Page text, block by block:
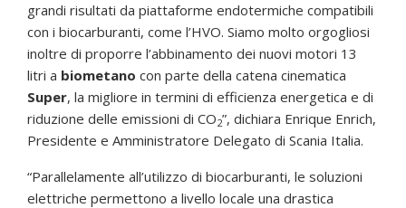
grandi risultati da piattaforme endotermiche compatibili
con i biocarburanti, come l’HVO. Siamo molto orgogliosi
inoltre di proporre l’abbinamento dei nuovi motori 13
litri a biometano con parte della catena cinematica
Super, la migliore in termini di efficienza energetica e di
riduzione delle emissioni di CO2”, dichiara Enrique Enrich,
Presidente e Amministratore Delegato di Scania Italia.
“Parallelamente all’utilizzo di biocarburanti, le soluzioni
elettriche permettono a livello locale una drastica